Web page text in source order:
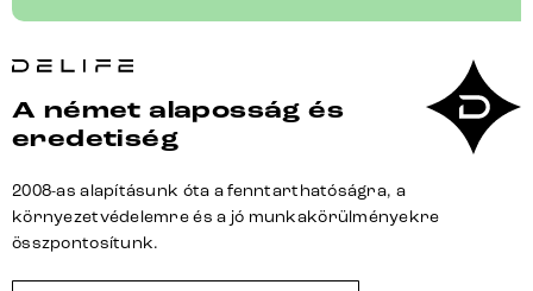
bouclé
bézs
kúpos
fekete
A német alaposság és
eredetiség
2008-as alapításunk óta a fenntarthatóságra, a
környezetvédelemre és a jó munkakörülményekre
összpontosítunk.